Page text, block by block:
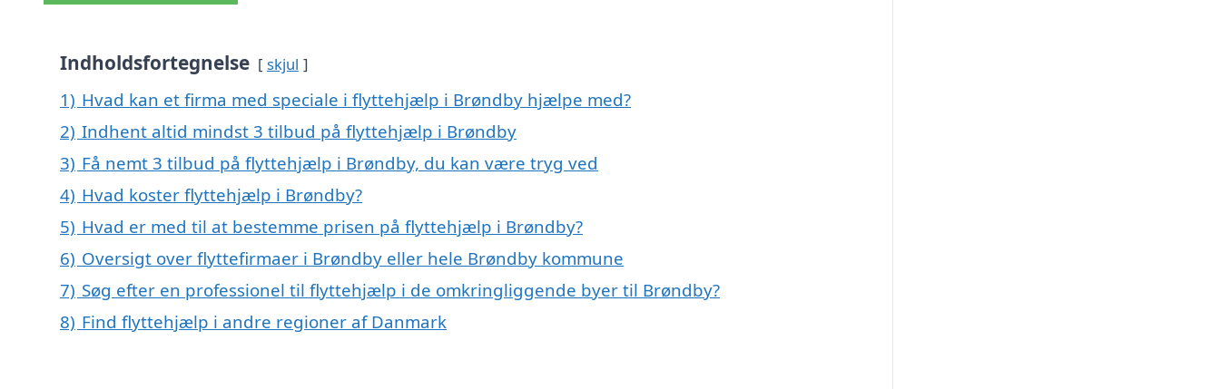
Indholdsfortegnelse skjul
1) Hvad kan et firma med speciale i flyttehjælp i Brøndby hjælpe med?
2) Indhent altid mindst 3 tilbud på flyttehjælp i Brøndby
3) Få nemt 3 tilbud på flyttehjælp i Brøndby, du kan være tryg ved
4) Hvad koster flyttehjælp i Brøndby?
5) Hvad er med til at bestemme prisen på flyttehjælp i Brøndby?
6) Oversigt over flyttefirmaer i Brøndby eller hele Brøndby kommune
7) Søg efter en professionel til flyttehjælp i de omkringliggende byer til Brøndby?
8) Find flyttehjælp i andre regioner af Danmark